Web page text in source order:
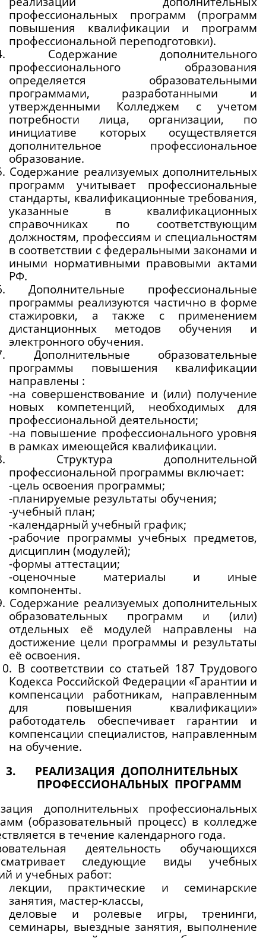
профессиональных программ (программ
повышения квалификации и программ
профессиональной переподготовки).
Содержание дополнительного
профессионального образования
определяется образовательными
программами, разработанными и
утвержденными Колледжем с учетом
потребности лица, организации, по
инициативе которых осуществляется
дополнительное профессиональное
образование.
Содержание реализуемых дополнительных
программ учитывает профессиональные
стандарты, квалификационные требования,
указанные в квалификационных
справочниках по соответствующим
должностям, профессиям и специальностям
в соответствии с федеральными законами и
иными нормативными правовыми актами
РФ.
Дополнительные профессиональные
программы реализуются частично в форме
стажировки, а также с применением
дистанционных методов обучения и
электронного обучения.
Дополнительные образовательные
программы повышения квалификации
направлены :
-на совершенствование и (или) получение
новых компетенций, необходимых для
профессиональной деятельности;
-на повышение профессионального уровня
в рамках имеющейся квалификации.
Структура дополнительной
профессиональной программы включает:
-цель освоения программы;
-планируемые результаты обучения;
-учебный план;
-календарный учебный график;
-рабочие программы учебных предметов,
дисциплин (модулей);
-формы аттестации;
-оценочные материалы и иные
компоненты.
Содержание реализуемых дополнительных
образовательных программ и (или)
отдельных её модулей направлены на
достижение цели программы и результаты
её освоения.
В соответствии со статьей 187 Трудового
Кодекса Российской Федерации «Гарантии и
компенсации работникам, направленным
для повышения квалификации»
работодатель обеспечивает гарантии и
компенсации специалистов, направленным
на обучение.
РЕАЛИЗАЦИЯ  ДОПОЛНИТЕЛЬНЫХ
ПРОФЕССИОНАЛЬНЫХ  ПРОГРАММ
дополнительных профессиональных
(образовательный процесс) в колледже
в течение календарного года.
деятельность обучающихся
следующие виды учебных
и учебных работ:
лекции, практические и семинарские
занятия, мастер-классы,
деловые и ролевые игры, тренинги,
семинары, выездные занятия, выполнение